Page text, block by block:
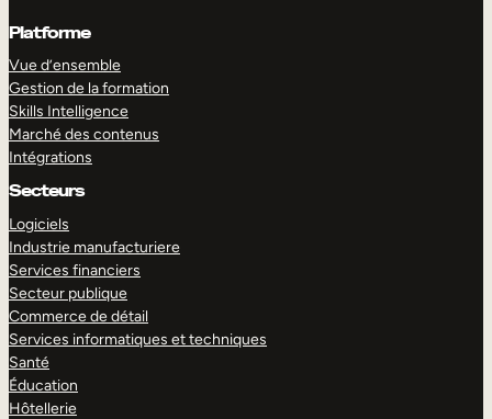
Platforme
Vue d’ensemble
Gestion de la formation
Skills Intelligence
Marché des contenus
Intégrations
Secteurs
Logiciels
Industrie manufacturiere
Services financiers
Secteur publique
Commerce de détail
Services informatiques et techniques
Santé
Éducation
Hôtellerie